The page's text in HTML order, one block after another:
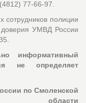
77-66-97.
сотрудников полиции
УМВД России
информативный
не определяет
по Смоленской
области